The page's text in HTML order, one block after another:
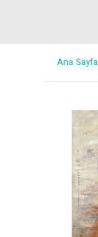
Ana Sayfa